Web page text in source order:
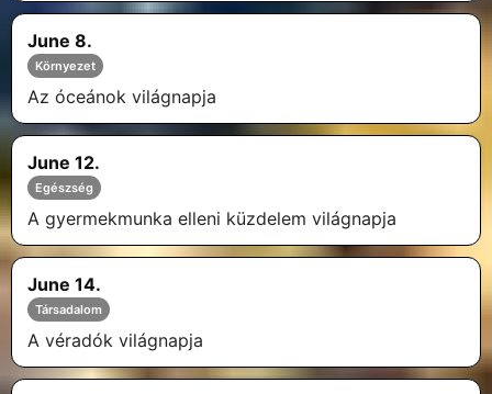
June 8.
Környezet
Az óceánok világnapja
June 12.
Egészség
A gyermekmunka elleni küzdelem világnapja
June 14.
Társadalom
A véradók világnapja